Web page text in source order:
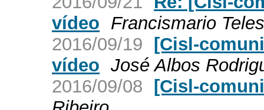
vídeo Francismario
2016/09/19 [Cisl-
vídeo José Albos
2016/09/08 [Cisl-